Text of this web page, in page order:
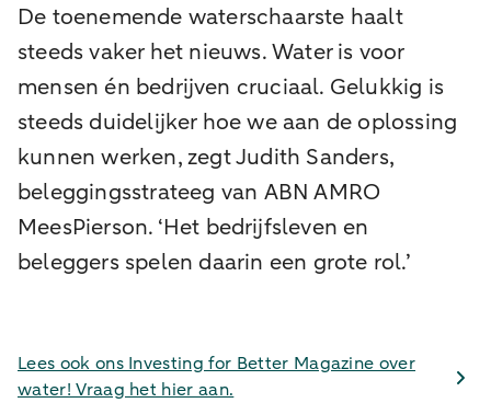
De toenemende waterschaarste haalt
steeds vaker het nieuws. Water is voor
mensen én bedrijven cruciaal. Gelukkig is
steeds duidelijker hoe we aan de oplossing
kunnen werken, zegt Judith Sanders,
beleggingsstrateeg van ABN AMRO
MeesPierson. ‘Het bedrijfsleven en
beleggers spelen daarin een grote rol.’
Lees ook ons Investing for Better Magazine over
water! Vraag het hier aan.